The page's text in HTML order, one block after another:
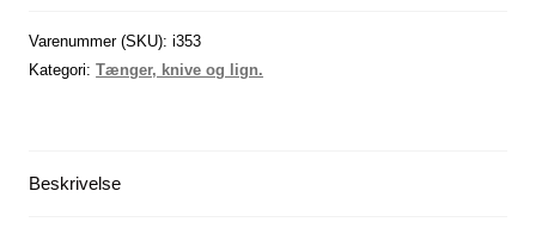
Varenummer (SKU):i353
Kategori:Tænger, knive og lign.
Beskrivelse